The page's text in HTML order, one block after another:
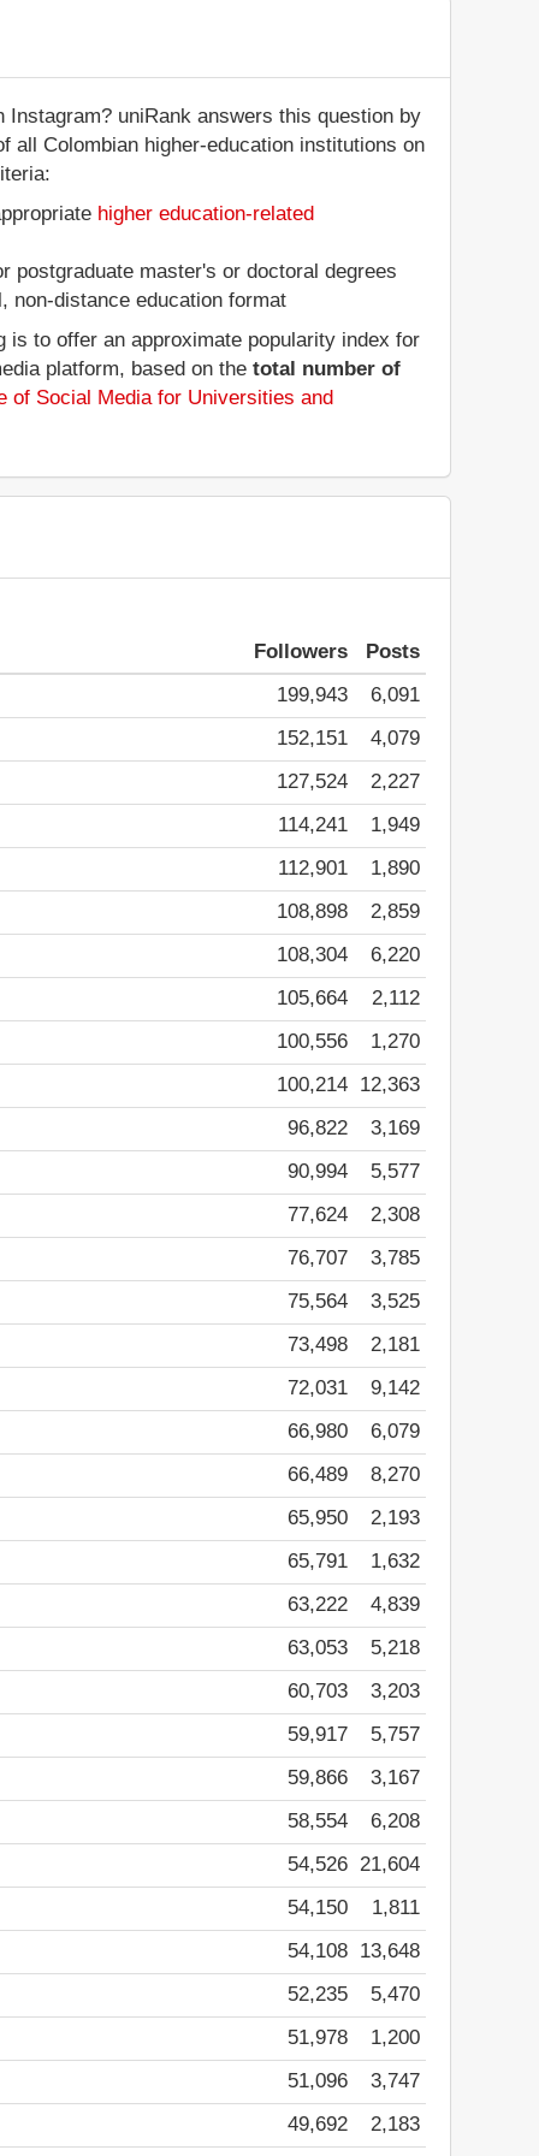
uniRank answers this question by
all Colombian higher-education institutions on
higher education-related
postgraduate master's or doctoral degrees
non-distance education format
to offer an approximate popularity index for
platform, based on thetotal number of
of Social Media for Universities and
Followers
Posts
199,943
6,091
152,151
4,079
127,524
2,227
114,241
1,949
112,901
1,890
108,898
2,859
108,304
6,220
105,664
2,112
100,556
1,270
100,214 12,363
96,822
3,169
90,994
5,577
77,624
2,308
76,707
3,785
75,564
3,525
73,498
2,181
72,031
9,142
66,980
6,079
66,489
8,270
65,950
2,193
65,791
1,632
63,222
4,839
63,053
5,218
60,703
3,203
59,917
5,757
59,866
3,167
58,554
6,208
54,526 21,604
54,150
1,811
54,108 13,648
52,235
5,470
51,978
1,200
51,096
3,747
49,692
2,183